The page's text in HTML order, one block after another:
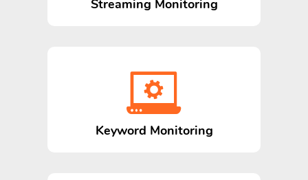
Streaming Monitoring
Keyword Monitoring